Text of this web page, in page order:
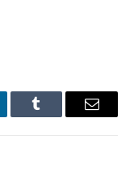
Tumblr Email